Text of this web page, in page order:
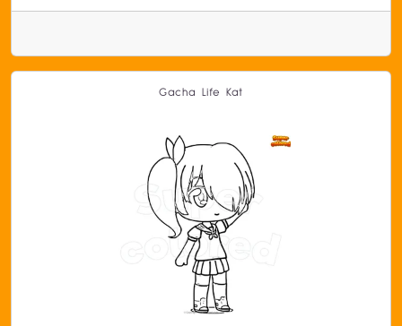
Gacha Life Kat